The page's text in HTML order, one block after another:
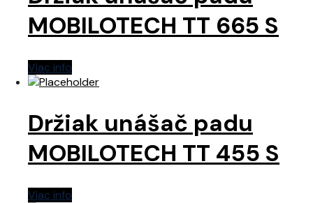
MOBILOTECH TT 665 S
Viac info
Držiak unášač padu
MOBILOTECH TT 455 S
Viac info